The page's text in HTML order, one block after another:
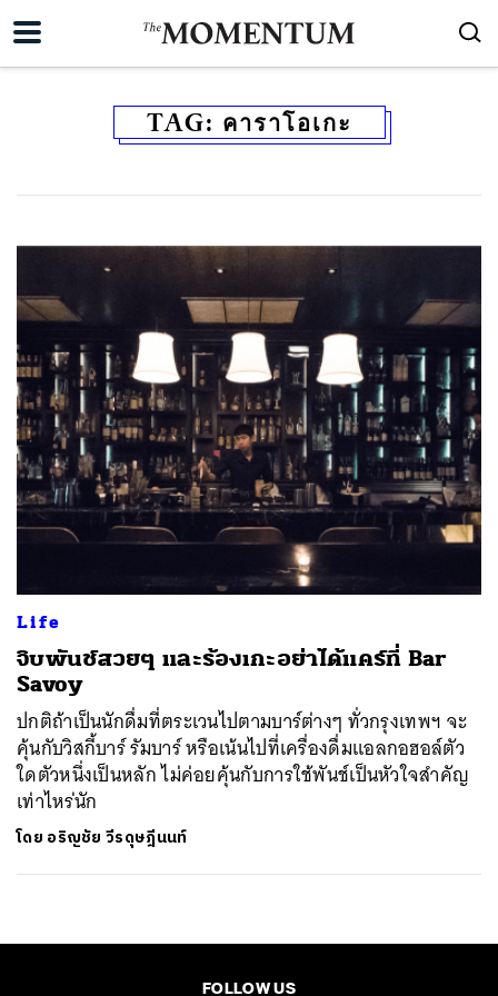
TAG: คาราโอเกะ
Life
จิบพันช์สวยๆ และร้องเกะอย่าได้แคร์ที่ Bar
Savoy
ปกติถ้าเป็นนักดื่มที่ตระเวนไปตามบาร์ต่างๆ ทั่วกรุงเทพฯ จะ
คุ้นกับวิสกี้บาร์ รัมบาร์ หรือเน้นไปที่เครื่องดื่มแอลกอฮอล์ตัว
ใดตัวหนึ่งเป็นหลัก ไม่ค่อยคุ้นกับการใช้พันช์เป็นหัวใจสำคัญ
เท่าไหร่นัก
โดย อริญชัย วีรดุษฎีนนท์
FOLLOW US
SHARE TWEET LINE EMAIL